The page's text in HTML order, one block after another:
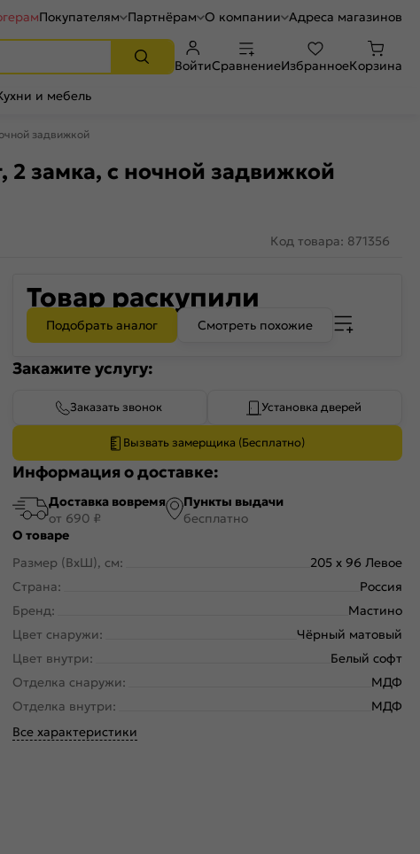
Покупателям Партнёрам О компании Адреса магазинов
ВойтиСравнениеИзбранноеКорзина
и мебель
задвижкой
замка, с ночной задвижкой
Код товара: 871356
Товар раскупили
Подобрать аналог Смотреть похожие
Закажите услугу:
Заказать звонок Установка дверей
Вызвать замерщика (Бесплатно)
Информация о доставке:
Доставка вовремя
от 690 ₽
Пункты выдачи
бесплатно
О товаре
Размер (ВхШ), см:
205 x 96 Левое
Страна:
Россия
Бренд:
Мастино
Цвет снаружи:
Чёрный матовый
Цвет внутри:
Белый софт
Отделка снаружи:
МДФ
Отделка внутри:
МДФ
Все характеристики